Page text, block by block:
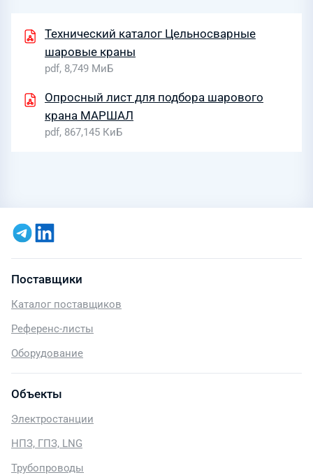
Технический каталог Цельносварные
шаровые краны
pdf, 8,749 МиБ
Опросный лист для подбора шарового
крана МАРШАЛ
pdf, 867,145 КиБ
Поставщики
Каталог поставщиков
Референс-листы
Оборудование
Объекты
Электростанции
НПЗ, ГПЗ, LNG
Трубопроводы